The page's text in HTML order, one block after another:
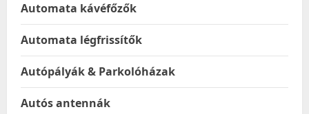
Automata kávéfőzők
Automata légfrissítők
Autópályák & Parkolóházak
Autós antennák